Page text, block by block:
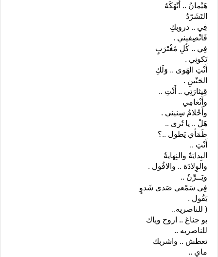
هَيْمانُ .. أَنْهَكَهُ
التَشَرّدُ
فِي .. دروبكِ
فَانْصِفيني .
فِي .. كُلِ مُغْتَرَبٍ
تَكونِي .
أَنْتِ الهَوى .. وَلَكِ
الحَنْينِ .
قِيثارَتِي .. أَنْتِ ..
وأَنْغامِي
وأَحْلامُ سِنيني .
هَلْ .. يا تُرى ..
ظَمَأي يَطول ..؟
أَنْتِ ..
البِدايَةٌ والنِهايةُ
والوِلادَة .. والافُول .
ويَــرِّنُ ..
فِي سَمْعي صَدى شَدوٍ
يَقُول .
( للناصريه..
بو جناغ .. اروح وياك
للناصريه ..
تعطش .. واشربك
ماي ..